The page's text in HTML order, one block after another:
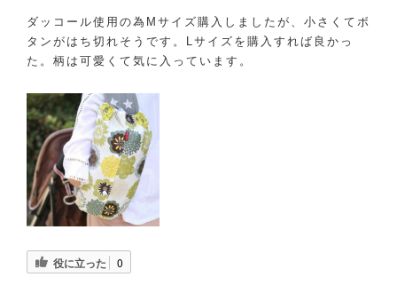
ダッコール使用の為Mサイズ購入しましたが、小さくてボ
タンがはち切れそうです。Lサイズを購入すれば良かっ
た。柄は可愛くて気に入っています。
役に立った 0